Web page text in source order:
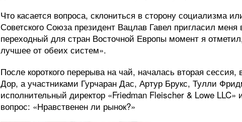
Что касается вопроса, склониться в сторону социализма
Советского Союза президент Вацлав Гавел пригласил
переходный для стран Восточной Европы момент я
лучшее от обеих систем».
После короткого перерыва на чай, началась вторая
Дор, а участниками Гурчаран Дас, Артур Брукс, Тулли
исполнительный директор «Friedman Fleischer & Lowe
вопрос: «Нравственен ли рынок?»